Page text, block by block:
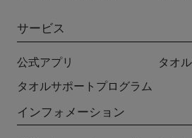
サービス
公式アプリ タオ
タオルサポートプログラム
インフォメーション